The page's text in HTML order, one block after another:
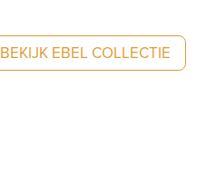
BEKIJK EBEL COLLECTIE